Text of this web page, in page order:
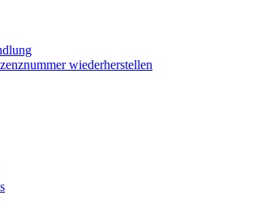
wiederherstellen